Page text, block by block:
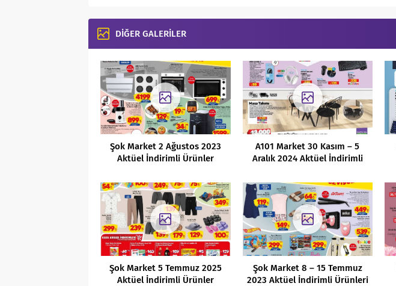
DİĞER GALERİLER
Şok Market 2 Ağustos 2023
Aktüel İndirimli Ürünler
A101 Market 30 Kasım – 5
Aralık 2024 Aktüel İndirimli
Şok Market 5 Temmuz 2025
Aktüel İndirimli Ürünler
Şok Market 8 – 15 Temmuz
2023 Aktüel İndirimli Ürünleri